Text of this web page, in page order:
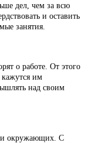
дел, чем за всю
и оставить
занятия.
о работе. От этого
кажутся им
над своим
окружающих. С